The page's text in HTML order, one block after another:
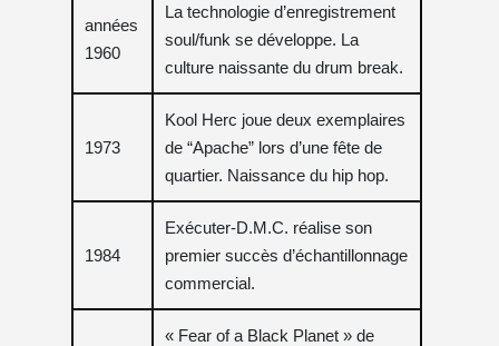
années
1960
La technologie d’enregistrement
soul/funk se développe. La
culture naissante du drum break.
1973
Kool Herc joue deux exemplaires
de “Apache” lors d’une fête de
quartier. Naissance du hip hop.
1984
Exécuter-D.M.C. réalise son
premier succès d’échantillonnage
commercial.
« Fear of a Black Planet » de